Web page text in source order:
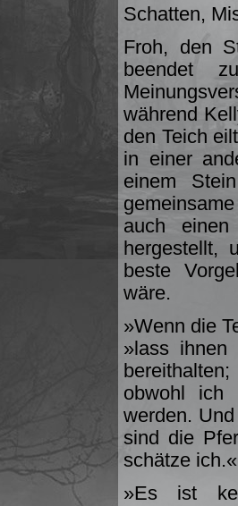
Schatten,
Froh, den
beendet
während
den Teich
in einer
einem
auch einen
hergestellt,
beste
wäre.
»Wenn die
»lass ihnen
obwohl ich
werden.
sind die
schätze ich.«
»Es ist